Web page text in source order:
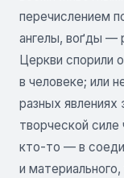
перечислением
ангелы, воґды —
Церкви спорили
в человеке; или
разных
творческой
кто-то — в
и